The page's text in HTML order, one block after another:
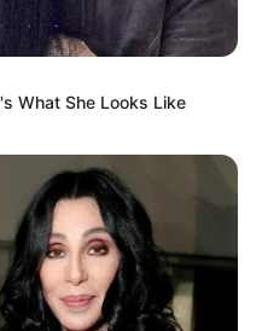
Urlaubsregionen in
esTipps für weltweite
spannende Reiseberichte
Monster, Drachen, Götter
Ostküste von Australien
What She Looks Like